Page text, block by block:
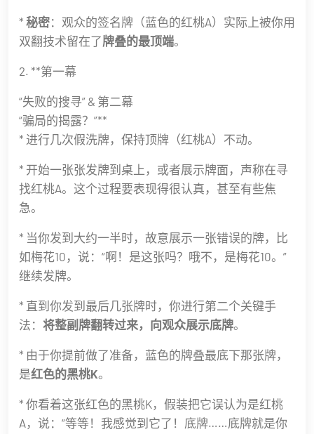
* 秘密：观众的签名牌（蓝色的红桃A）实际上被你用
双翻技术留在了牌叠的最顶端。
2. **第一幕
“失败的搜寻” & 第二幕
“骗局的揭露？”**
* 进行几次假洗牌，保持顶牌（红桃A）不动。
* 开始一张张发牌到桌上，或者展示牌面，声称在寻
找红桃A。这个过程要表现得很认真，甚至有些焦
急。
* 当你发到大约一半时，故意展示一张错误的牌，比
如梅花10，说：“啊！是这张吗？哦不，是梅花10。”
继续发牌。
* 直到你发到最后几张牌时，你进行第二个关键手
法： 将整副牌翻转过来，向观众展示底牌。
* 由于你提前做了准备，蓝色的牌叠最底下那张牌，
是红色的黑桃K。
* 你看着这张红色的黑桃K，假装把它误认为是红桃
A，说：“等等！我感觉到它了！底牌……底牌就是你